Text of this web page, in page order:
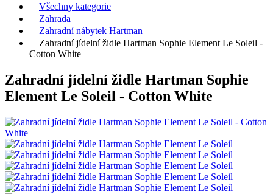
Všechny kategorie
Zahrada
Zahradní nábytek Hartman
Zahradní jídelní židle Hartman Sophie Element Le Soleil -
Cotton White
Zahradní jídelní židle Hartman Sophie
Element Le Soleil - Cotton White